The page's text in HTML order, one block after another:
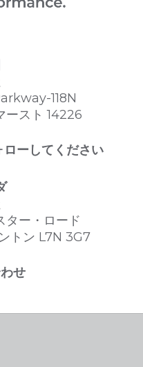
118N
ースト 14226
ーしてください
ター・ロード
トン L7N 3G7
せ